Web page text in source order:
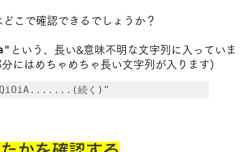
どこで確認できるでしょうか？
という、長い&意味不明な文字列に入っていま
分にはめちゃめちゃ長い文字列が入ります)
続く)"